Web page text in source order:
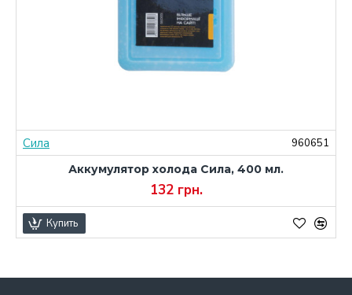
Сила
960651
Аккумулятор холода Сила, 400 мл.
132 грн.
Купить